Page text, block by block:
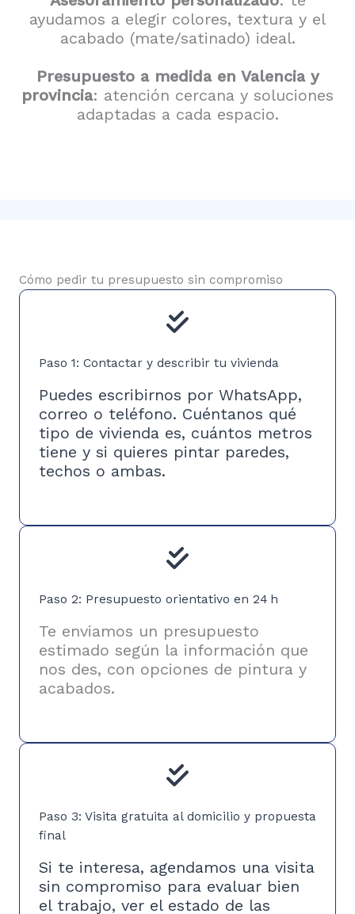
ayudamos a elegir colores, textura y el
acabado (mate/satinado) ideal.
Presupuesto a medida en Valencia y
provincia: atención cercana y soluciones
adaptadas a cada espacio.
Cómo pedir tu presupuesto sin compromiso
Paso 1: Contactar y describir tu vivienda
Puedes escribirnos por WhatsApp,
correo o teléfono. Cuéntanos qué
tipo de vivienda es, cuántos metros
tiene y si quieres pintar paredes,
techos o ambas.
Paso 2: Presupuesto orientativo en 24 h
Te enviamos un presupuesto
estimado según la información que
nos des, con opciones de pintura y
acabados.
Paso 3: Visita gratuita al domicilio y propuesta
final
Si te interesa, agendamos una visita
sin compromiso para evaluar bien
el trabajo, ver el estado de las